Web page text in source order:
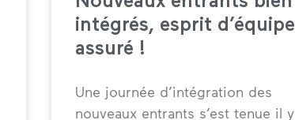
intégrés, esprit d’équipe
assuré !
Une journée d’intégration des
nouveaux entrants s’est tenue il y